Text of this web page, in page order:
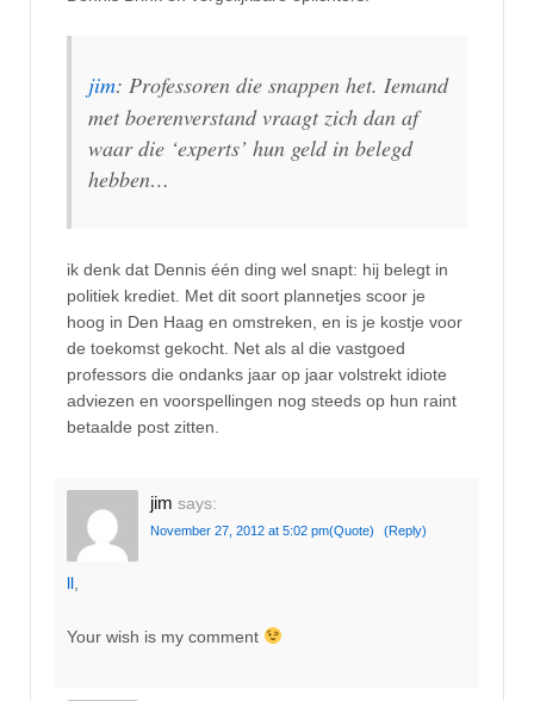
jim: Professoren die snappen het. Iemand
met boerenverstand vraagt zich dan af
waar die ‘experts’ hun geld in belegd
hebben…
ik denk dat Dennis één ding wel snapt: hij belegt in
politiek krediet. Met dit soort plannetjes scoor je
hoog in Den Haag en omstreken, en is je kostje voor
de toekomst gekocht. Net als al die vastgoed
professors die ondanks jaar op jaar volstrekt idiote
adviezen en voorspellingen nog steeds op hun raint
betaalde post zitten.
jim says:
November 27, 2012 at 5:02 pm(Quote) (Reply)
ll,
Your wish is my comment